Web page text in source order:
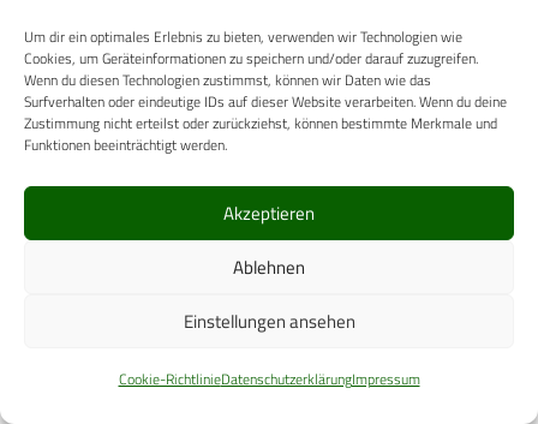
Um dir ein optimales Erlebnis zu bieten, verwenden wir Technologien wie
Cookies, um Geräteinformationen zu speichern und/oder darauf zuzugreifen.
Wenn du diesen Technologien zustimmst, können wir Daten wie das
Surfverhalten oder eindeutige IDs auf dieser Website verarbeiten. Wenn du deine
Zustimmung nicht erteilst oder zurückziehst, können bestimmte Merkmale und
Funktionen beeinträchtigt werden.
Akzeptieren
Ablehnen
Einstellungen ansehen
Cookie-RichtlinieDatenschutzerklärungImpressum
DEF-JOBS